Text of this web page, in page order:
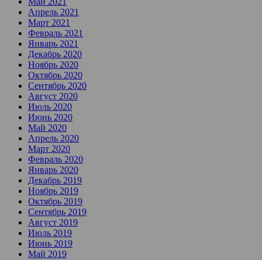
Апрель 2021
Март 2021
Февраль 2021
Январь 2021
Декабрь 2020
Ноябрь 2020
Октябрь 2020
Сентябрь 2020
Август 2020
Июль 2020
Июнь 2020
Май 2020
Апрель 2020
Март 2020
Февраль 2020
Январь 2020
Декабрь 2019
Ноябрь 2019
Октябрь 2019
Сентябрь 2019
Август 2019
Июль 2019
Июнь 2019
Май 2019